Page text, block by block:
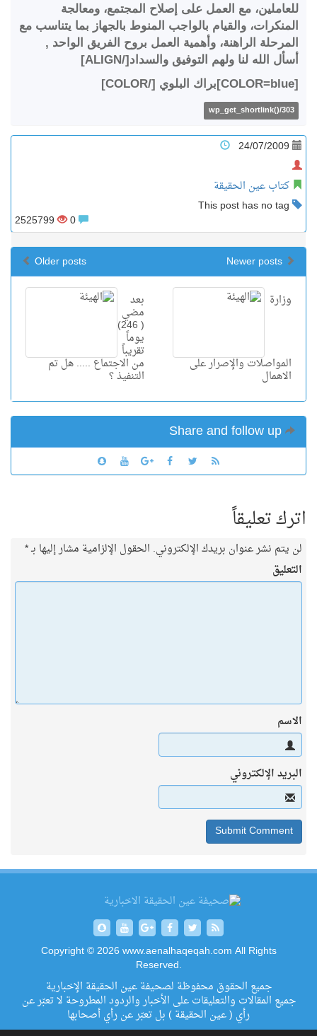
للعاملين، مع العمل على إصلاح المجتمع، ومعالجة
المنكرات، والقيام بالواجب المنوط بالجهاز بما يتناسب مع
المرحلة الراهنة، وأهمية العمل بروح الفريق الواحد ,
أسأل الله لنا ولهم التوفيق والسداد[/ALIGN]
[COLOR=blue]براك البلوي [/COLOR]
wp_get_shortlink()/303
24/07/2009
كتاب عين الحقيقة
2525799
Older posts
بعد
مضي
( 246)
يوماً
تقريباً
من الاجتماع ..... هل تم
التنفيذ ؟
وزارة
المواصلات والإصرار على
الاهمال
اترك تعليقاً
لن يتم نشر عنوان بريدك الإلكتروني. الحقول الإلزامية مشار إليها بـ*
التعليق
الاسم
البريد الإلكتروني
Copyright © 2026 www.aenalhaqeqah.com All Rights
Reserved.
جميع الحقوق محفوظة لصحيفة عين الحقيقة الإخبارية
جميع المقالات والتعليقات على الأخبار والردود المطروحة لا تعبّر عن
رأي ( عين الحقيقة ) بل تعبّر عن رأي أصحابها